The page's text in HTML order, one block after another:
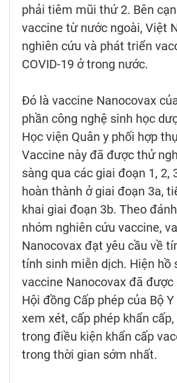
phải tiêm mũi thứ 2. Bên
vaccine từ nước ngoài, Việt
nghiên cứu và phát triển
COVID-19 ở trong nước.
Đó là vaccine Nanocovax
phần công nghệ sinh học
Học viện Quân y phối hợp
Vaccine này đã được thử
sàng qua các giai đoạn 1, 2,
hoàn thành ở giai đoạn 3a,
khai giai đoạn 3b. Theo
nhóm nghiên cứu vaccine,
Nanocovax đạt yêu cầu về
tính sinh miễn dịch. Hiện hồ
vaccine Nanocovax đã được
Hội đồng Cấp phép của Bộ
xem xét, cấp phép khẩn
trong điều kiện khẩn cấp
trong thời gian sớm nhất.